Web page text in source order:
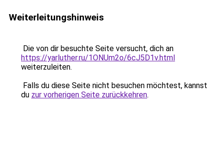
Weiterleitungshinweis
Die von dir besuchte Seite versucht, dich an
https://yarluther.ru/1ONUm2o/6cJ5D1v.html
weiterzuleiten.
Falls du diese Seite nicht besuchen möchtest, kannst
du zur vorherigen Seite zurückkehren.